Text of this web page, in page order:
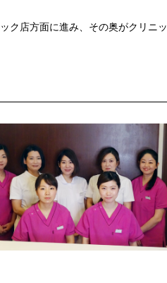
ク店方面に進み、その奥がクリニッ